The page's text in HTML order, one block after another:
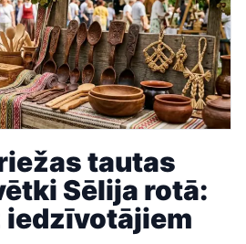
tautas
Sēlija rotā:
iedzīvotājiem